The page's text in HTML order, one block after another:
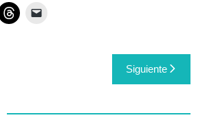
Siguiente